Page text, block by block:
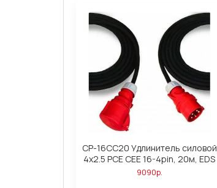
CP-16CC20 Удлинитель силовой
4х2.5 PCE CEE 16-4pin, 20м, EDS
9090р.